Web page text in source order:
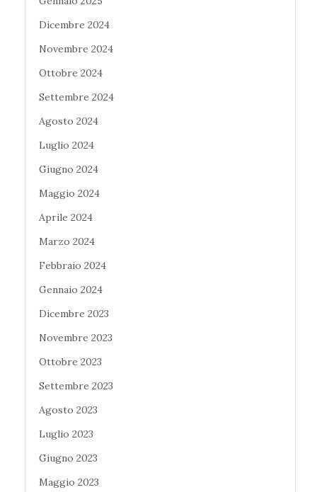
Dicembre 2024
Novembre 2024
Ottobre 2024
Settembre 2024
Agosto 2024
Luglio 2024
Giugno 2024
Maggio 2024
Aprile 2024
Marzo 2024
Febbraio 2024
Gennaio 2024
Dicembre 2023
Novembre 2023
Ottobre 2023
Settembre 2023
Agosto 2023
Luglio 2023
Giugno 2023
Maggio 2023